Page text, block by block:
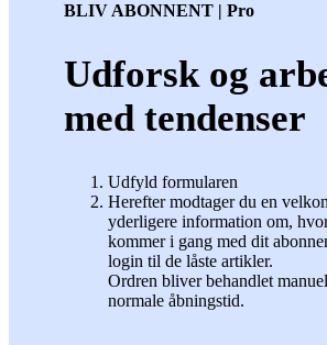
BLIV ABONNENT | Pro
Udforsk og
med tendenser
Udfyld formularen
Herefter modtager du en
yderligere information om,
kommer i gang med dit
login til de låste artikler.
Ordren bliver behandlet
normale åbningstid.